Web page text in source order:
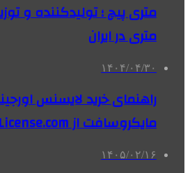
متری پیچ ؛ تولیدکننده و
متری در ایران
۱۴۰۴/۰۴/۳۰
راهنمای خرید لایسنس
مایکروسافت از MicrosoftLicense.com
۱۴۰۵/۰۲/۱۶